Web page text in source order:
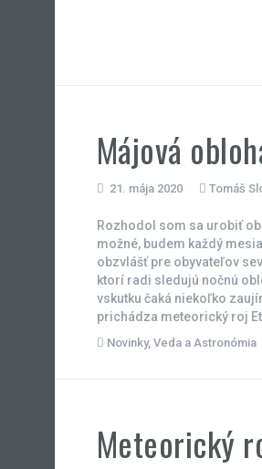
Májová
21. mája 2020 Tomáš
Rozhodol som sa urobiť
možné, budem každý
obzvlášť pre obyvateľov
ktorí radi sledujú nočnú
vskutku čaká niekoľko
prichádza meteorický roj
Novinky, Veda a Astronómia
Meteorický